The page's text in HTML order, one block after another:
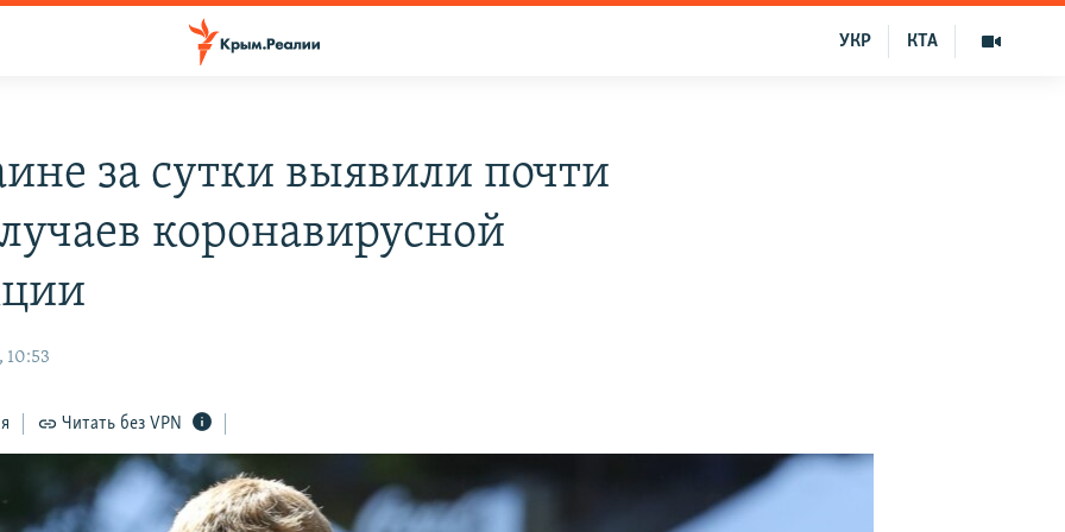
КТА
УКР
за сутки выявили почти
коронавирусной
10:53
Читать без VPN